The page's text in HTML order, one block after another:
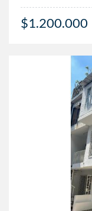
$1.200.000